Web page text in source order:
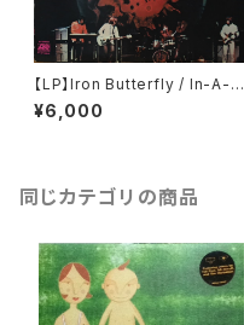
【LP】Iron Butterfly / In-A-G
adda-Da-Vida
¥6,000
同じカテゴリの商品